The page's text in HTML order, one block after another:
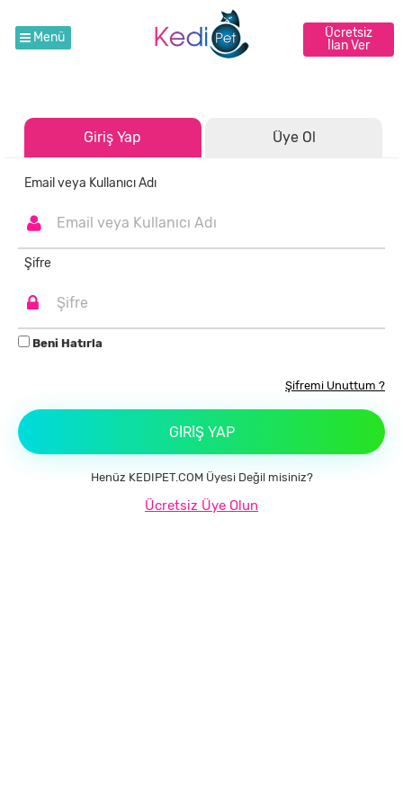
Menü
Ücretsiz
İlan Ver
Giriş Yap Üye Ol
Email veya Kullanıcı Adı
Şifre
Beni Hatırla
Şifremi Unuttum ?
GIRIŞ YAP
Henüz KEDIPET.COM Üyesi Değil misiniz?
Ücretsiz Üye Olun